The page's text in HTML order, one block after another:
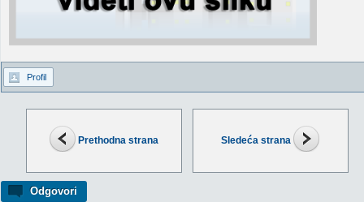
Prethodna strana Sledeća strana
Odgovori
Profil